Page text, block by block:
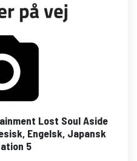
Lost Soul Aside
Engelsk, Japansk
5